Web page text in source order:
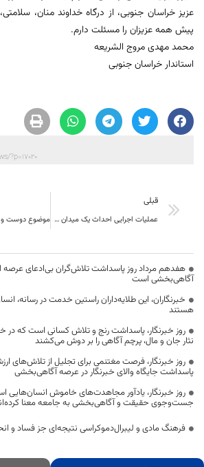
عزیز خراسان جنوبی، از درگاه خداوند منان،
پیش همه عزیزان را مسئلت دارم.
محمد مهدی مروج الشریعه
استاندار خراسان جنوبی
?p=17020
قبلی
عملیات اجرایی احداث یک میدان جدید در بیرجند کلید خور
هفدهم مرداد روز پاسداشت تلاش‌گران بی‌ادعای عرصه
آگاهی‌بخشی است
خبرنگاران، این طلایه‌داران راستین خدمت در رسانه،
هستند
روز خبرنگار، پاسداشت رنج و تلاش کسانی است که در
نثار جان و مال، پرچم آگاهی را بر دوش می‌کشند
روز خبرنگار، فرصت مغتنمی برای تجلیل از تلاش‌های
پاسداشت جایگاه والای خبرنگار در عرصه آگاهی‌بخشی
روز خبرنگار، یادآور مجاهدت‌های خاموش انسان‌هایی
جست‌وجوی حقیقت و آگاهی‌بخشی به جامعه معنا
فرهنگ مادی و لیبرال‌دموکراسی نتیجه‌ای جز فساد و